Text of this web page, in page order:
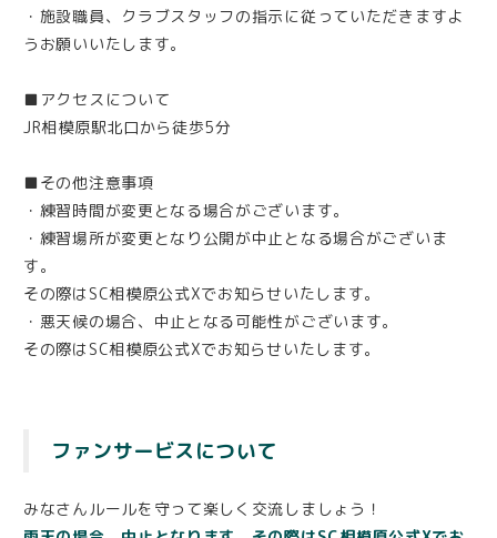
・施設職員、クラブスタッフの指示に従っていただきますよ
うお願いいたします。
■アクセスについて
JR相模原駅北口から徒歩5分
■その他注意事項
・練習時間が変更となる場合がございます。
・練習場所が変更となり公開が中止となる場合がございま
す。
その際はSC相模原公式Xでお知らせいたします。
・悪天候の場合、中止となる可能性がございます。
その際はSC相模原公式Xでお知らせいたします。
ファンサービスについて
みなさんルールを守って楽しく交流しましょう！